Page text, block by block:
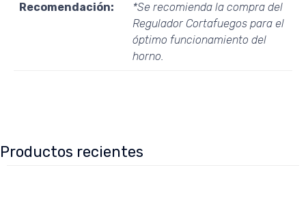
Recomendación:
*Se recomienda la compra del
Regulador Cortafuegos para el
óptimo funcionamiento del
horno.
Productos recientes